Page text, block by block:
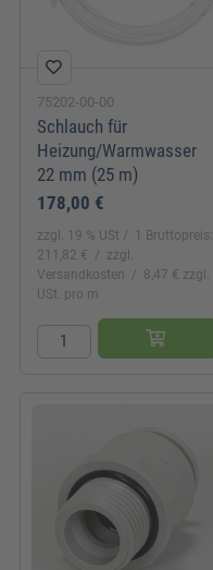
75202-00-00
Schlauch für
Heizung/Warmwasser
22 mm (25 m)
178,00 €
zzgl. 19 % USt
1 Bruttopreis:
211,82 €
zzgl.
Versandkosten
8,47 € zzgl.
USt. pro m